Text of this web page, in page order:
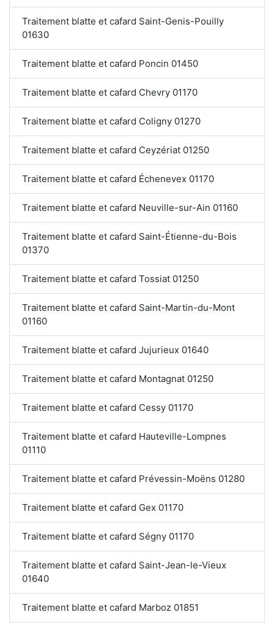
Traitement blatte et cafard Saint-Genis-Pouilly
01630
Traitement blatte et cafard Poncin 01450
Traitement blatte et cafard Chevry 01170
Traitement blatte et cafard Coligny 01270
Traitement blatte et cafard Ceyzériat 01250
Traitement blatte et cafard Échenevex 01170
Traitement blatte et cafard Neuville-sur-Ain 01160
Traitement blatte et cafard Saint-Étienne-du-Bois
01370
Traitement blatte et cafard Tossiat 01250
Traitement blatte et cafard Saint-Martin-du-Mont
01160
Traitement blatte et cafard Jujurieux 01640
Traitement blatte et cafard Montagnat 01250
Traitement blatte et cafard Cessy 01170
Traitement blatte et cafard Hauteville-Lompnes
01110
Traitement blatte et cafard Prévessin-Moëns 01280
Traitement blatte et cafard Gex 01170
Traitement blatte et cafard Ségny 01170
Traitement blatte et cafard Saint-Jean-le-Vieux
01640
Traitement blatte et cafard Marboz 01851